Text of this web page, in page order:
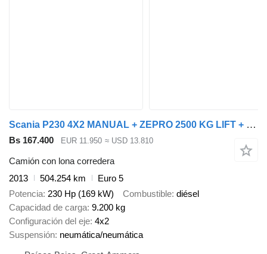
Scania P230 4X2 MANUAL + ZEPRO 2500 KG LIFT + REMOTE CONTROL
Bs 167.400 EUR 11.950 ≈ USD 13.810
Camión con lona corredera
2013
504.254 km
Euro 5
Potencia 230 Hp (169 kW) Combustible diésel
Capacidad de carga 9.200 kg
Configuración del eje 4x2
Suspensión neumática/neumática